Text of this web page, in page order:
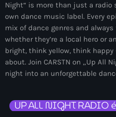
Night“ is more than just a radio
own dance music label. Every
mix of dance genres and
whether they’re a local hero or
bright, think yellow, think happy
about. Join CARSTN on „Up All
night into an unforgettable
UP ALL NIGHT RADIO